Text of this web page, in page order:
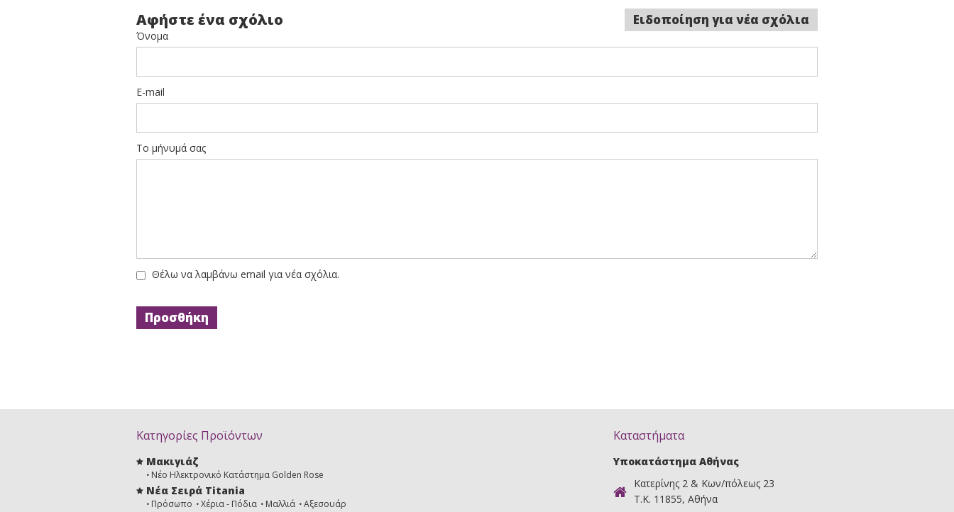
Αφήστε ένα σχόλιο Ειδοποίηση για νέα σχόλια
Όνομα
E-mail
Το μήνυμά σας
Θέλω να λαμβάνω email για νέα σχόλια.
Κατηγορίες Προϊόντων
Μακιγιάζ
Νέο Ηλεκτρονικό Κατάστημα Golden Rose
Νέα Σειρά Titania
Πρόσωπο Χέρια - Πόδια Μαλλιά Αξεσουάρ
Καταστήματα
Υποκατάστημα Αθήνας
Κατερίνης 2 & Κων/πόλεως 23
Τ.Κ. 11855, Αθήνα